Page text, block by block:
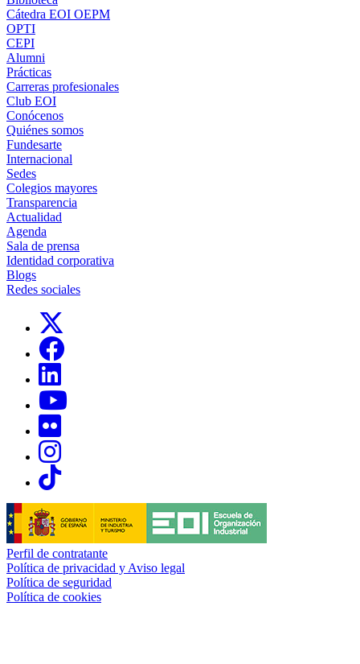
Cátedra EOI OEPM
OPTI
CEPI
Alumni
Prácticas
Carreras profesionales
Club EOI
Conócenos
Quiénes somos
Fundesarte
Internacional
Sedes
Colegios mayores
Transparencia
Actualidad
Agenda
Sala de prensa
Identidad corporativa
Blogs
Redes sociales
Links, Opens in this window
Links, Opens in this window
Links, Opens in this window
Links, Opens in this window
Links, Opens in this window
Perfil de contratante
Política de privacidad y Aviso legal
Política de seguridad
Política de cookies